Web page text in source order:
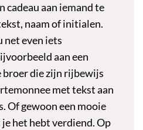
cadeau aan iemand te
naam of initialen.
net even iets
aan een
die zijn rijbewijs
met tekst aan
Of gewoon een mooie
het hebt verdiend. Op